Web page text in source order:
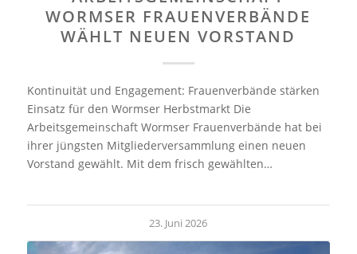
WORMSER FRAUENVERBÄNDE
WÄHLT NEUEN VORSTAND
Kontinuität und Engagement: Frauenverbände stärken
Einsatz für den Wormser Herbstmarkt Die
Arbeitsgemeinschaft Wormser Frauenverbände hat bei
ihrer jüngsten Mitgliederversammlung einen neuen
Vorstand gewählt. Mit dem frisch gewählten…
23. Juni 2026